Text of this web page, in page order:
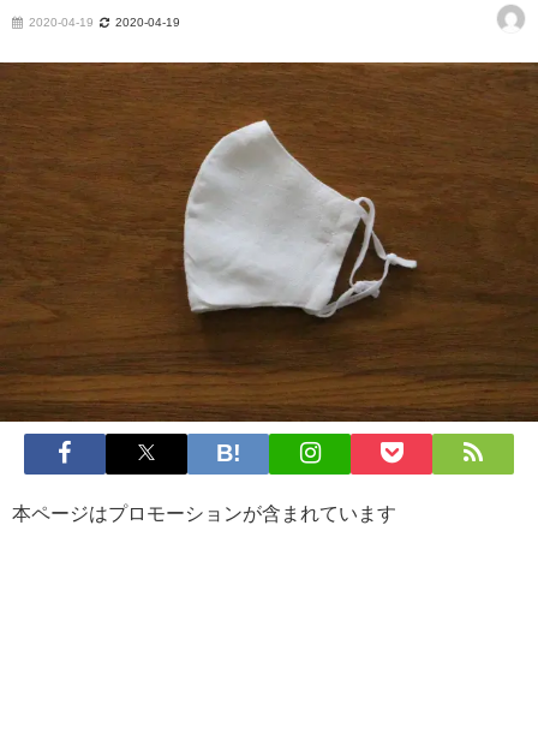
2020-04-19 2020-04-19
本ページはプロモーションが含まれています